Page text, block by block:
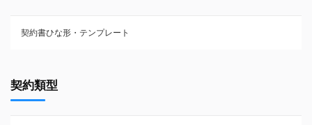
契約書ひな形・テンプレート
NDA（秘密保持契約）
契約類型